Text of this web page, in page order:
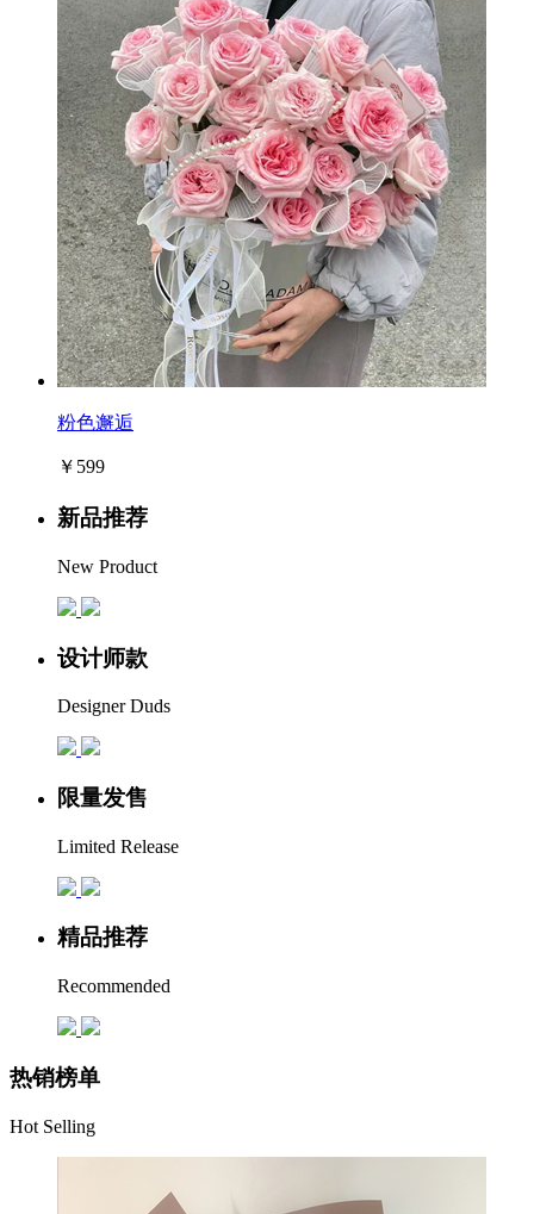
粉色邂逅
￥599
新品推荐
New Product
设计师款
Designer Duds
限量发售
Limited Release
精品推荐
Recommended
热销榜单
Hot Selling